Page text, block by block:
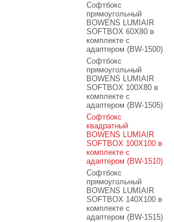
Софтбокс
прямоугольный
BOWENS LUMIAIR
SOFTBOX 60X80 в
комплекте с
адаптером (BW-1500)
Софтбокс
прямоугольный
BOWENS LUMIAIR
SOFTBOX 100X80 в
комплекте с
адаптером (BW-1505)
Софтбокс
квадратный
BOWENS LUMIAIR
SOFTBOX 100X100 в
комплекте с
адаптером (BW-1510)
Софтбокс
прямоугольный
BOWENS LUMIAIR
SOFTBOX 140X100 в
комплекте с
адаптером (BW-1515)